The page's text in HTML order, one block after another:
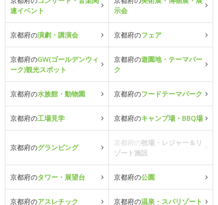
連イベント
示会
京都府の演劇・講演会 京都府のフェア
京都府のGW(ゴールデンウィ
ーク)観光スポット
京都府の遊園地・テーマパー
ク
京都府の水族館・動物園 京都府のフードテーマパーク
京都府の工場見学 京都府のキャンプ場・BBQ場
京都府のグランピング
京都府の牧場・レジャー＆リ
ゾート施設
京都府のタワー・展望台 京都府の公園
京都府のアスレチック 京都府の温泉・スパリゾート